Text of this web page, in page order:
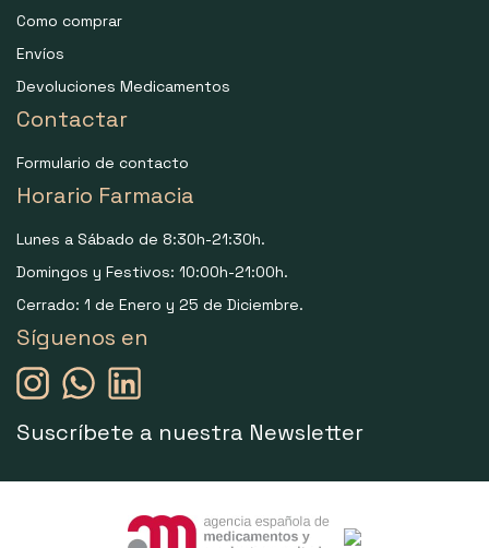
Como comprar
Envíos
Devoluciones Medicamentos
Contactar
Formulario de contacto
Horario Farmacia
Lunes a Sábado de 8:30h-21:30h.
Domingos y Festivos: 10:00h-21:00h.
Cerrado: 1 de Enero y 25 de Diciembre.
Síguenos en
Suscríbete a nuestra Newsletter